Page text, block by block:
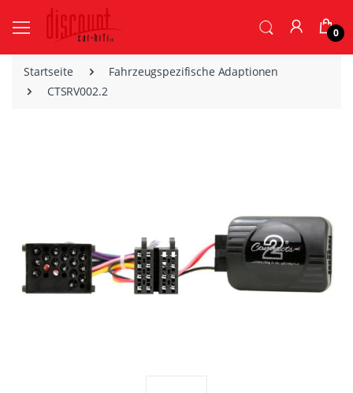
0
Startseite
Fahrzeugspezifische Adaptionen
CTSRV002.2